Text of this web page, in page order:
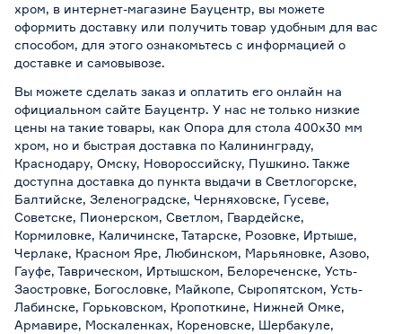
хром, в интернет-магазине Бауцентр, вы можете
оформить доставку или получить товар удобным для вас
способом, для этого ознакомьтесь с информацией о
доставке и самовывозе.
Вы можете сделать заказ и оплатить его онлайн на
официальном сайте Бауцентр. У нас не только низкие
цены на такие товары, как Опора для стола 400х30 мм
хром, но и быстрая доставка по Калининграду,
Краснодару, Омску, Новороссийску, Пушкино. Также
доступна доставка до пункта выдачи в Светлогорске,
Балтийске, Зеленоградске, Черняховске, Гусеве,
Советске, Пионерском, Светлом, Гвардейске,
Кормиловке, Каличинске, Татарске, Розовке, Иртыше,
Черлаке, Красном Яре, Любинском, Марьяновке, Азово,
Гауфе, Таврическом, Иртышском, Белореченске, Усть-
Заостровке, Богословке, Майкопе, Сыропятском, Усть-
Лабинске, Горьковском, Кропоткине, Нижней Омке,
Армавире, Москаленках, Кореновске, Шербакуле,